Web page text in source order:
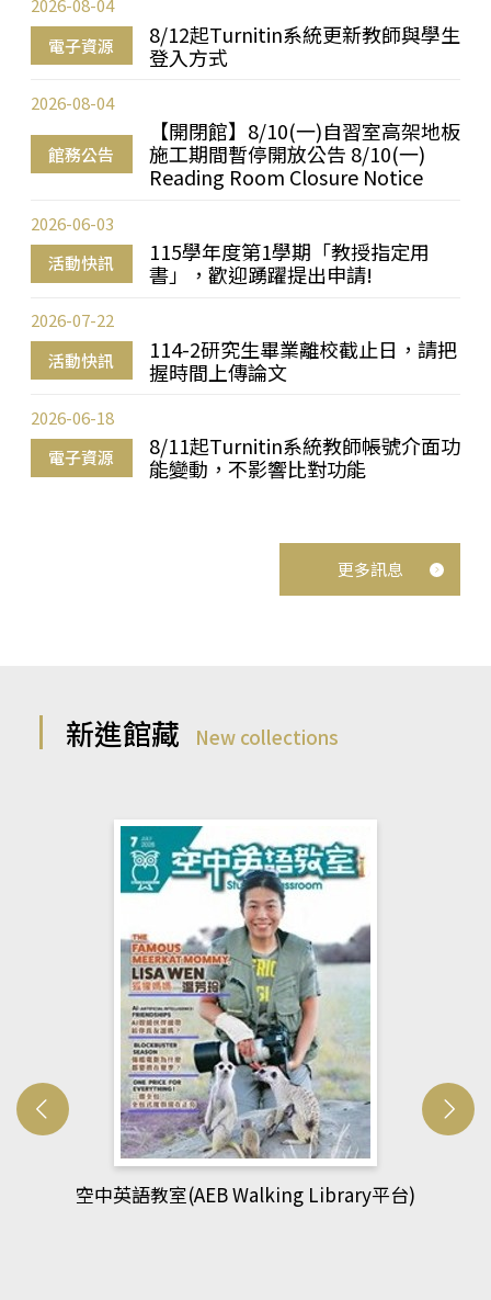
電子資源
8/12起Turnitin系統更新教師與學生
登入方式
2026-08-04
館務公告
【開閉館】8/10(一)自習室高架地板
施工期間暫停開放公告 8/10(一)
Reading Room Closure Notice
2026-08-04
活動快訊
115學年度第1學期「教授指定用
書」，歡迎踴躍提出申請!
2026-06-03
活動快訊
114-2研究生畢業離校截止日，請把
握時間上傳論文
2026-07-22
電子資源
8/11起Turnitin系統教師帳號介面功
能變動，不影響比對功能
2026-06-18
更多訊息
新進館藏 New collections
網管人(kono平台)